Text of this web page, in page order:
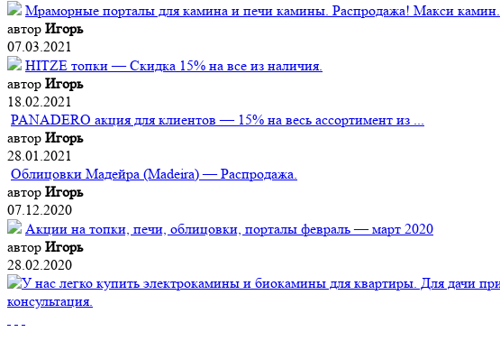
Мраморные порталы для камина и печи камины. Распродажа! Макси камин.
автор Игорь
07.03.2021
HITZE топки — Скидка 15% на все из наличия.
автор Игорь
18.02.2021
PANADERO акция для клиентов — 15% на весь ассортимент из ...
автор Игорь
28.01.2021
Облицовки Мадейра (Мadeira) — Распродажа.
автор Игорь
07.12.2020
Акции на топки, печи, облицовки, порталы февраль — март 2020
автор Игорь
28.02.2020